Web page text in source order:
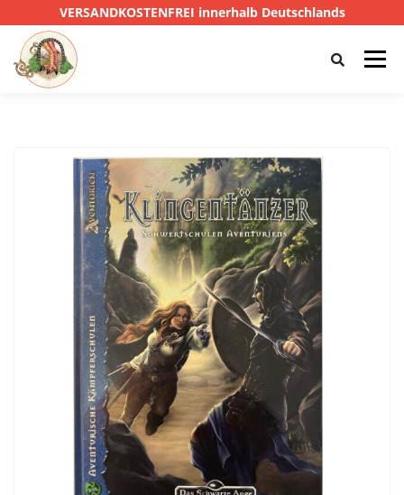
VERSANDKOSTENFREI innerhalb Deutschlands
Menü
DAS SCHWARZE AUGE D&D PRIVATE EYE
SONSTIGE 0,00 €